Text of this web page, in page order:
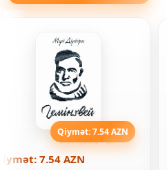
Qiymət: 7.54 AZN
7.54 AZN